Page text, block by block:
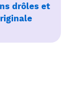
drôles et